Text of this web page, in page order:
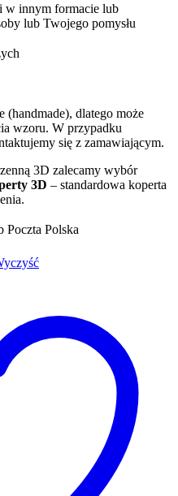
w innym formacie lub
lub Twojego pomysłu
(handmade), dlatego może
wzoru. W przypadku
się z zamawiającym.
3D zalecamy wybór
3D – standardowa koperta
Poczta Polska